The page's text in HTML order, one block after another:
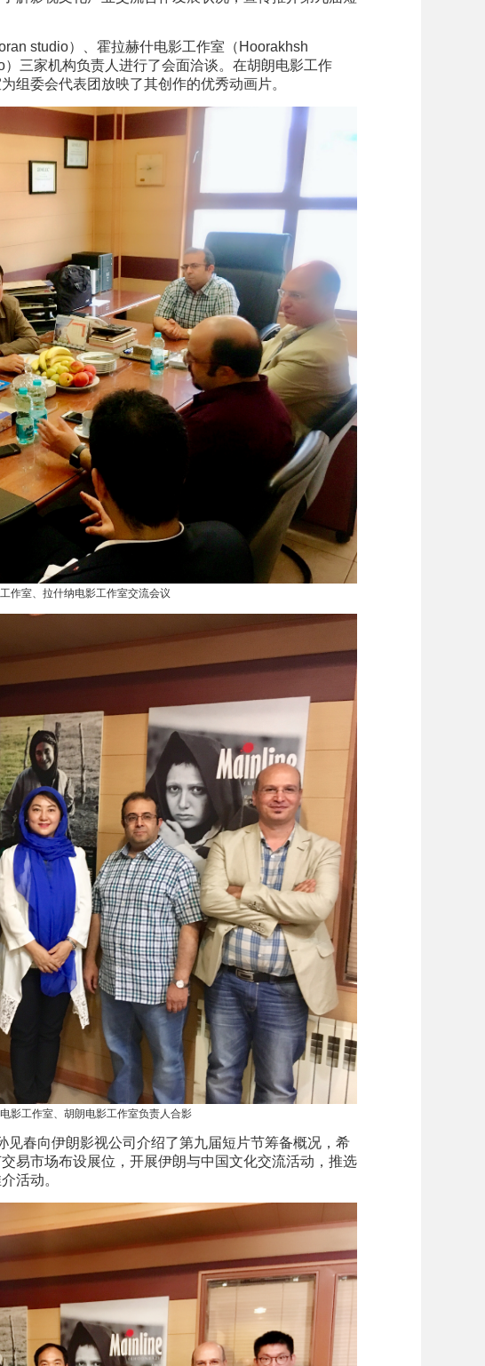
studio）、霍拉赫什电影工作室（Hoorakhsh
三家机构负责人进行了会面洽谈。在胡朗电影工作
组委会代表团放映了其创作的优秀动画片。
作室、拉什纳电影工作室交流会议
影工作室、胡朗电影工作室负责人合影
春向伊朗影视公司介绍了第九届短片节筹备概况，希
易市场布设展位，开展伊朗与中国文化交流活动，推选
活动。